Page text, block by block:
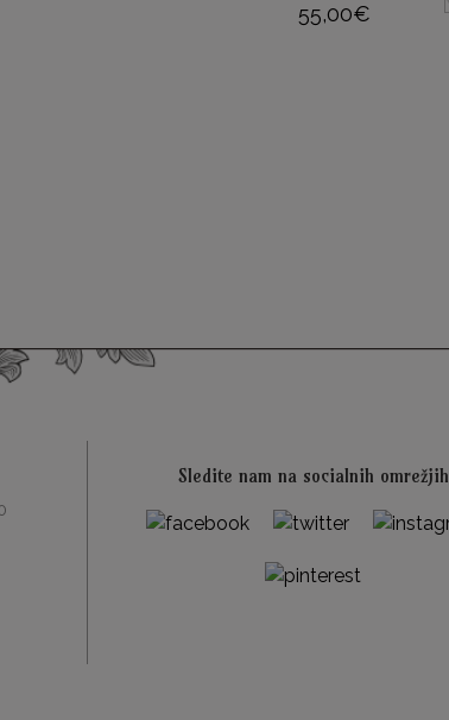
55,00€
Sledite nam na socialnih omrežjih